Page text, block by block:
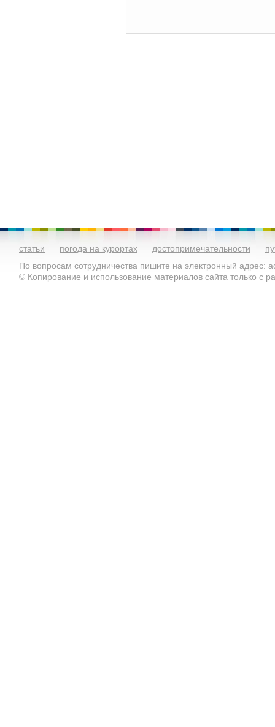
статьи погода на курортах достопримечательности
По вопросам сотрудничества пишите на электронный адрес:
© Копирование и использование материалов сайта только с